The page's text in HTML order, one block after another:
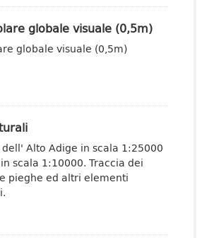
globale visuale (0,5m)
globale visuale (0,5m)
Alto Adige in scala 1:25000
scala 1:10000. Traccia dei
pieghe ed altri elementi